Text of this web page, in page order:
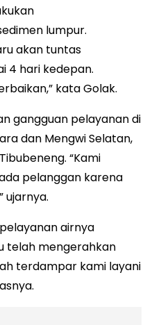
lumpur.
akan tuntas
4 hari kedepan.
kata Golak.
gangguan pelayanan di
dan Mengwi Selatan,
“Kami
pelanggan karena
ujarnya.
airnya
telah mengerahkan
terdampar kami layani